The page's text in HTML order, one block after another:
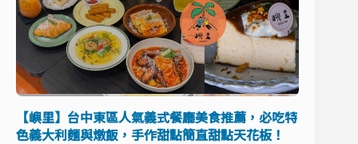
【嶼里】台中東區人氣義式餐廳美食推薦，必吃特
色義大利麵與燉飯，手作甜點簡直甜點天花板！